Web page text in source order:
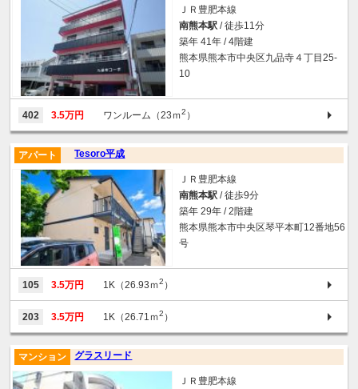
ＪＲ豊肥本線
南熊本駅 / 徒歩11分
築年 41年 / 4階建
熊本県熊本市中央区九品寺４丁目25-
10
402 3.5万円 ワンルーム（23ｍ2 ）
Tesoro平成
アパート
ＪＲ豊肥本線
南熊本駅 / 徒歩9分
築年 29年 / 2階建
熊本県熊本市中央区琴平本町12番地56
号
105 3.5万円 1K（26.93ｍ2 ）
203 3.5万円 1K（26.71ｍ2 ）
グラスリード
マンション
ＪＲ豊肥本線